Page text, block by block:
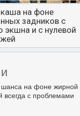
на фоне
задников с
экшна и с нулевой
шанса на фоне жирной
всегда с проблемами